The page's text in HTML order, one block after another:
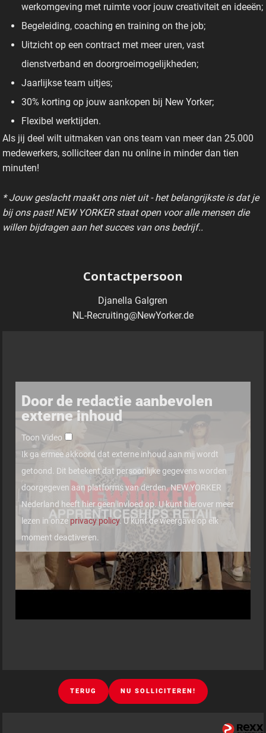
werkomgeving met ruimte voor jouw creativiteit en ideeën;
Begeleiding, coaching en training on the job;
Uitzicht op een contract met meer uren, vast
dienstverband en doorgroeimogelijkheden;
Jaarlijkse team uitjes;
30% korting op jouw aankopen bij New Yorker;
Flexibel werktijden.
Als jij deel wilt uitmaken van ons team van meer dan 25.000
medewerkers, solliciteer dan nu online in minder dan tien
minuten!
* Jouw geslacht maakt ons niet uit - het belangrijkste is dat je
bij ons past! NEW YORKER staat open voor alle mensen die
willen bijdragen aan het succes van ons bedrijf..
Contactpersoon
Djanella Galgren
NL-Recruiting@NewYorker.de
Door de redactie aanbevolen
externe inhoud
Toon Video
Ik ga ermee akkoord dat externe inhoud aan mij wordt
getoond. Dit betekent dat persoonlijke gegevens worden
doorgegeven aan platforms van derden. NEW YORKER
Nederland heeft hier geen invloed op. U kunt hierover meer
lezen in onzeprivacy policy. U kunt de weergave op elk
moment deactiveren.
TERUG NU SOLLICITEREN!